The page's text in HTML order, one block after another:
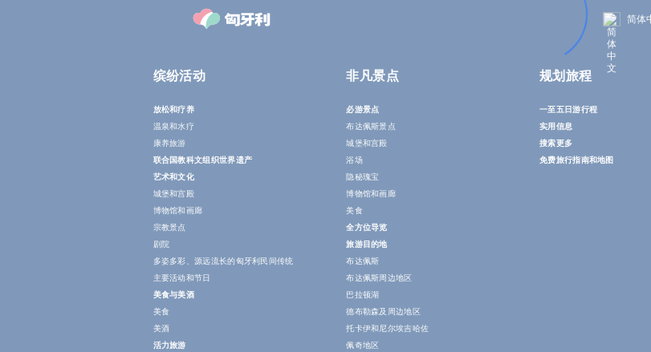
简体
缤纷活动
放松和疗养
温泉和水疗
康养旅游
联合国教科文组织世界遗产
艺术和文化
城堡和宫殿
博物馆和画廊
宗教景点
剧院
多姿多彩、源远流长的匈牙利民间传统
主要活动和节日
美食与美酒
美食
美酒
活力旅游
非凡景点
必游景点
布达佩斯景点
城堡和宫殿
浴场
隐秘瑰宝
博物馆和画廊
美食
全方位导览
旅游目的地
布达佩斯
布达佩斯周边地区
巴拉顿湖
德布勒森及周边地区
托卡伊和尼尔埃吉哈佐
佩奇地区
规划旅程
一至五日游行程
实用信息
搜索更多
免费旅行指南和地图